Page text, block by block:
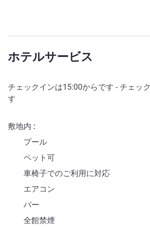
ホテルサービス
チェックインは15:00からです - チェッ
す
敷地内
プール
ペット可
車椅子でのご利用に対応
エアコン
バー
全館禁煙